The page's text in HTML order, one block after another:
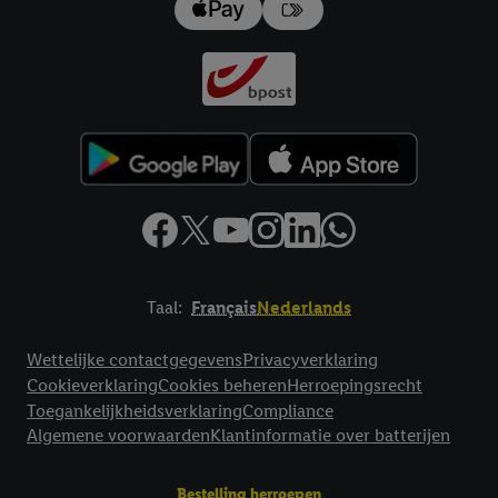
Taal: FrançaisNederlands
Wettelijke contactgegevensPrivacyverklaring
CookieverklaringCookies beherenHerroepingsrecht
ToegankelijkheidsverklaringCompliance
Algemene voorwaardenKlantinformatie over batterijen
Bestelling herroepen